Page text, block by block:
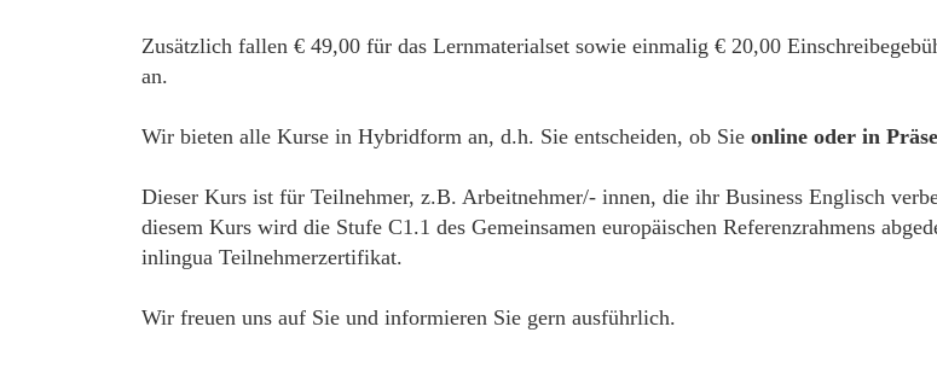
Zusätzlich fallen € 49,00 für das Lernmaterialset sowie einmalig € 20,00
an.
Wir bieten alle Kurse in Hybridform an, d.h. Sie entscheiden, ob Sie online oder in
Dieser Kurs ist für Teilnehmer, z.B. Arbeitnehmer/- innen, die ihr Business Englisch
diesem Kurs wird die Stufe C1.1 des Gemeinsamen europäischen Referenzrahmens
inlingua Teilnehmerzertifikat.
Wir freuen uns auf Sie und informieren Sie gern ausführlich.